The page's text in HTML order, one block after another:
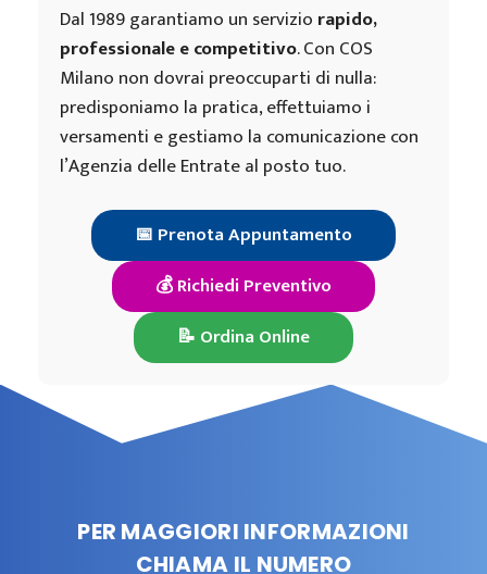
Dal 1989 garantiamo un servizio rapido,
professionale e competitivo. Con COS
Milano non dovrai preoccuparti di nulla:
predisponiamo la pratica, effettuiamo i
versamenti e gestiamo la comunicazione con
l’Agenzia delle Entrate al posto tuo.
📅 Prenota Appuntamento
💰 Richiedi Preventivo
📝 Ordina Online
PER MAGGIORI INFORMAZIONI
CHIAMA IL NUMERO